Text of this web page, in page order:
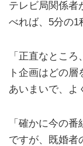
テレビ局関係者
べれば、5分の1
「正直なとこ
ト企画はどの
あいまいで、よ
「確かに今の
ですが、既婚者